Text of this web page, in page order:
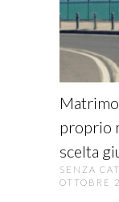
proprio
scelta
SENZA
OTTOBRE